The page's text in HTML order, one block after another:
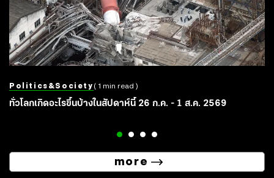
Politics&society ( 1 min read )
ทั่วโลกเกิดอะไรขึ้นบ้างในสัปดาห์นี้ 26 ก.ค. - 1 ส.ค. 2569
more